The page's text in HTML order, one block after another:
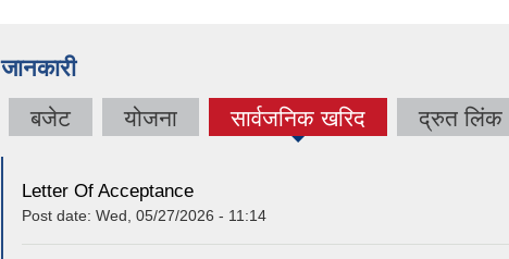
जानकारी
बजेट योजना सार्वजनिक खरिद
(active tab) द्रुत लिंक
Letter Of Acceptance
Post date: Wed, 05/27/2026 - 11:14